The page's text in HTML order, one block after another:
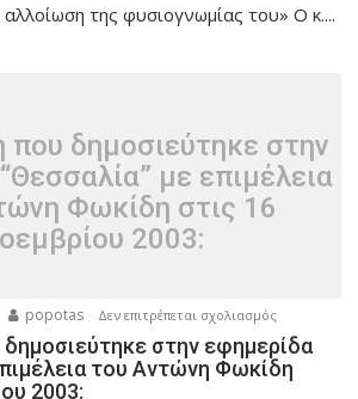
του
–
της φυσιογνωμίας του» Ο κ....
που δημοσιεύτηκε στην
με επιμέλεια
Φωκίδη στις 16
2003:
popotas Δεν επιτρέπεται σχολιασμόςστο
Συνέντευξη
που
στην εφημερίδα
του Αντώνη Φωκίδη
2003: